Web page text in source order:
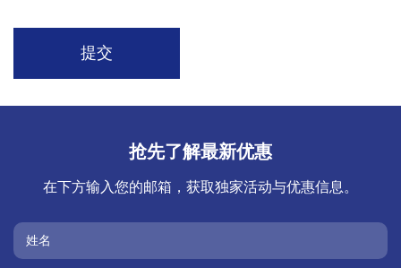
抢先了解最新优惠
在下方输入您的邮箱，获取独家活动与优惠信息。